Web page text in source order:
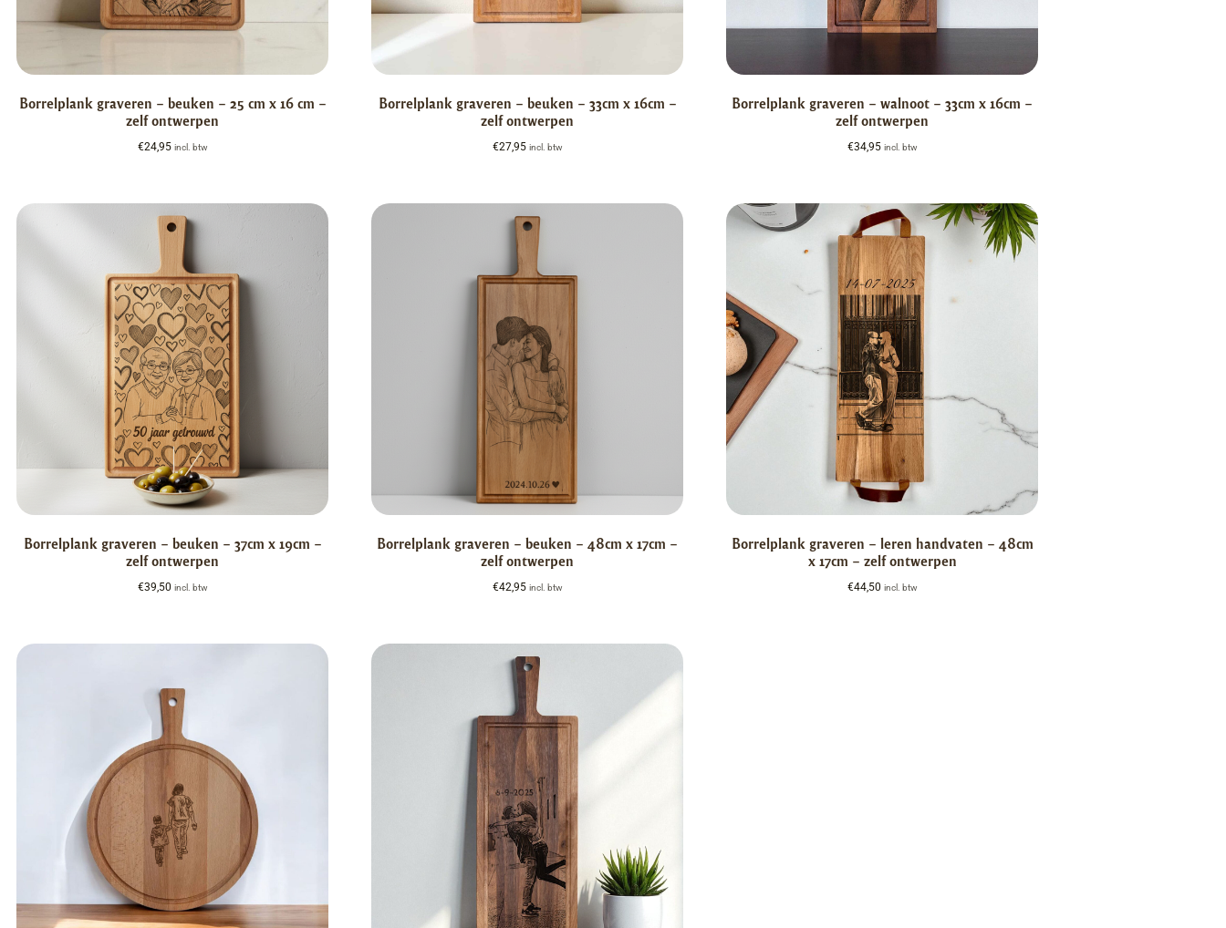
Borrelplank graveren – beuken – 25 cm x 16 cm –
zelf ontwerpen
€24,95 incl. btw
Borrelplank graveren – beuken – 33cm x 16cm –
zelf ontwerpen
€27,95 incl. btw
Borrelplank graveren – walnoot – 33cm x 16cm –
zelf ontwerpen
€34,95 incl. btw
Borrelplank graveren – beuken – 37cm x 19cm –
zelf ontwerpen
€39,50 incl. btw
Borrelplank graveren – beuken – 48cm x 17cm –
zelf ontwerpen
€42,95 incl. btw
Borrelplank graveren – leren handvaten – 48cm
x 17cm – zelf ontwerpen
€44,50 incl. btw